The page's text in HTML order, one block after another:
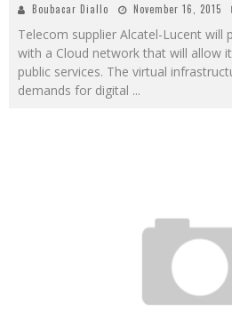
Boubacar Diallo November 16, 2015
Telecom supplier Alcatel-Lucent will
with a Cloud network that will allow
public services. The virtual
demands for digital ...